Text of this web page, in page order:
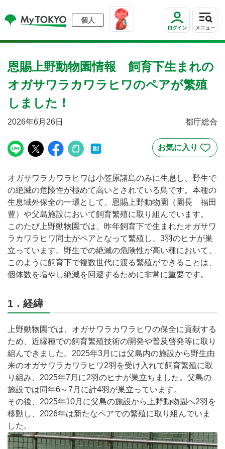
個人
恩賜上野動物園情報 飼育下生まれの
オガサワラカワラヒワのペアが繁殖
しました！
2026年6月26日 都庁総合
オガサワラカワラヒワは小笠原諸島のみに生息し、野生で
の絶滅の危険性が極めて高いとされている鳥です。本種の
生息域外保全の一環として、恩賜上野動物園（園長 福田
豊）や父島施設において飼育繁殖に取り組んでいます。
このたび上野動物園では、昨年飼育下で生まれたオガサワ
ラカワラヒワ同士がペアとなって繁殖し、3羽のヒナが巣
立っています。野生での絶滅の危険性が高い種において、
このように飼育下で複数世代に渡る繁殖ができることは、
個体数を増やし絶滅を回避するために非常に重要です。
1．経緯
上野動物園では、オガサワラカワラヒワの保全に貢献する
ため、近縁種での飼育繁殖技術の開発や普及啓発等に取り
組んできました。2025年3月には父島内の施設から野生由
来のオガサワラカワラヒワ2羽を受け入れて飼育繁殖に取
り組み、2025年7月に2羽のヒナが巣立ちました。父島の
施設では同年6～7月に計4羽が巣立っています。
その後、2025年10月に父島の施設から上野動物園へ2羽を
移動し、2026年は新たなペアでの繁殖に取り組んでいま
した。